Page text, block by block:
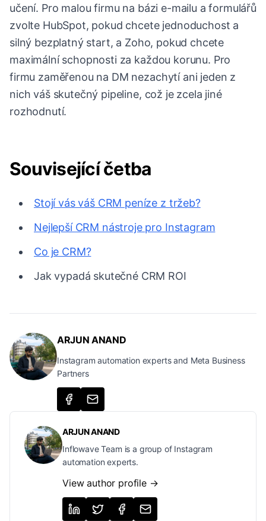
učení. Pro malou firmu na bázi e-mailu a formulářů
zvolte HubSpot, pokud chcete jednoduchost a
silný bezplatný start, a Zoho, pokud chcete
maximální schopnosti za každou korunu. Pro
firmu zaměřenou na DM nezachytí ani jeden z
nich váš skutečný pipeline, což je zcela jiné
rozhodnutí.
Související četba
Stojí vás váš CRM peníze z tržeb?
Nejlepší CRM nástroje pro Instagram
Co je CRM?
Jak vypadá skutečné CRM ROI
ARJUN ANAND
Instagram automation experts and Meta Business
Partners
ARJUN ANAND
Inflowave Team is a group of Instagram
automation experts.
View author profile →